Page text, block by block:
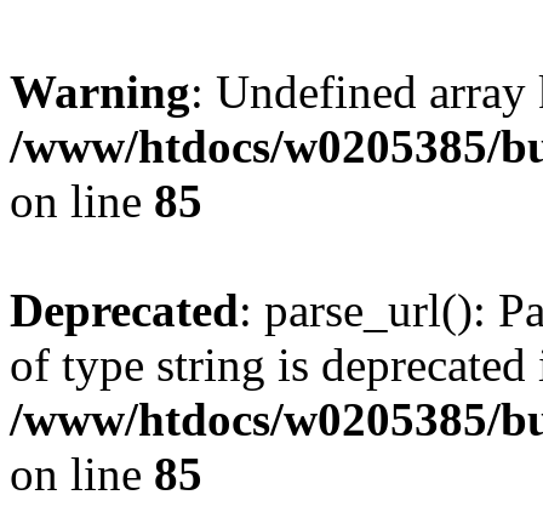
Warning: Undefined
/www/htdocs/w0205385/
on line 85
Deprecated: parse_url():
of type string is deprecated
/www/htdocs/w0205385/
on line 85